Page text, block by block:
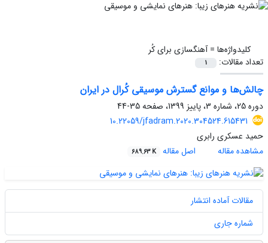
کلیدواژه‌ها =آهنگسازی برای کُر
تعداد مقالات:
1
چالش‌ها و موانع گسترش موسیقی کُرال در ایران
دوره 25، شماره 3، پاییز 1399، صفحه
35-44
10.22059/jfadram.2020.304524.615431
حمید عسکری رابری
مشاهده مقاله
اصل مقاله 689.63 K
مقالات آماده انتشار
شماره جاری